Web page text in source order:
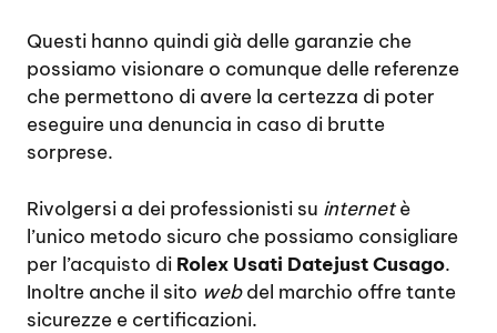
Questi hanno quindi già delle garanzie che
possiamo visionare o comunque delle referenze
che permettono di avere la certezza di poter
eseguire una denuncia in caso di brutte
sorprese.
Rivolgersi a dei professionisti su internetè
l’unico metodo sicuro che possiamo consigliare
per l’acquisto di Rolex Usati Datejust Cusago.
Inoltre anche il sito webdel marchio offre tante
sicurezze e certificazioni.